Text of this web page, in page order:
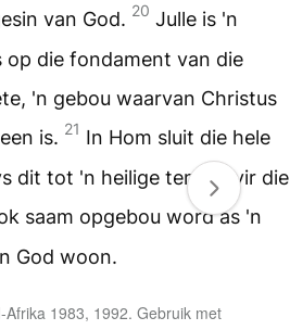
van God. 20 Julle is 'n
op die fondament van die
'n gebou waarvan Christus
is. 21 In Hom sluit die hele
dit tot 'n heilige tempel vir die
saam opgebou word as 'n
God woon.
1983, 1992. Gebruik met